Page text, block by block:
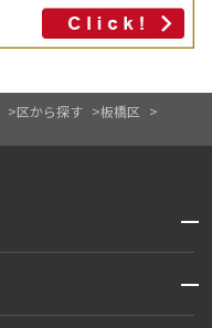
区から探す
板橋区
開閉
開閉